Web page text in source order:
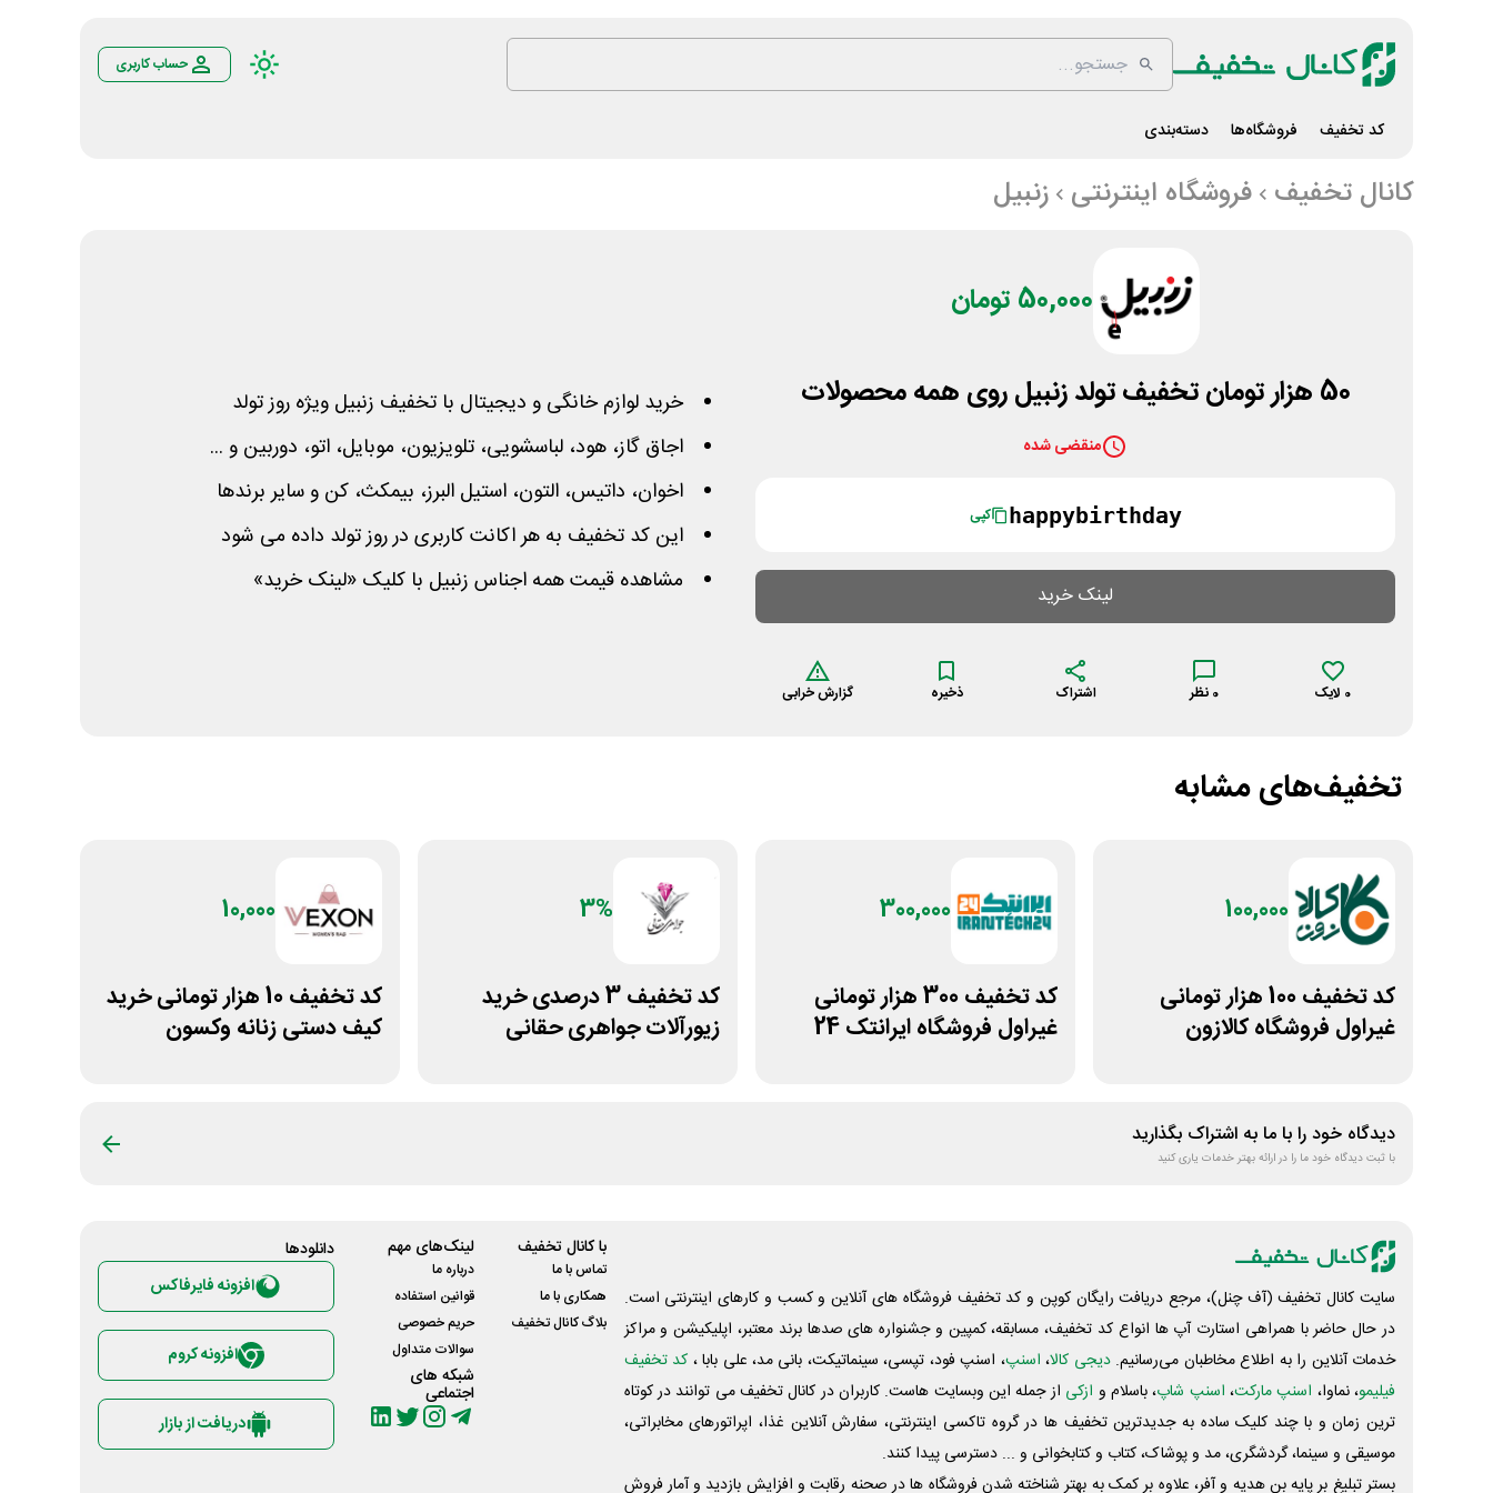
حساب کاربری
کد تخفیف فروشگاه‌ها دسته‌بندی
کانال تخفیف فروشگاه اینترنتی زنبیل
50,000 تومان
50 هزار تومان تخفیف تولد زنبیل روی همه محصولات
منقضی شده
happybirthday کپی
لینک خرید
0 لایک 0 نظر اشتراک ذخیره گزارش خرابی
خرید لوازم خانگی و دیجیتال با تخفیف زنبیل ویژه روز تولد
اجاق گاز، هود، لباسشویی، تلویزیون، موبایل، اتو، دوربین و ...
اخوان، داتیس، التون، استیل البرز، بیمکث، کن و سایر برندها
این کد تخفیف به هر اکانت کاربری در روز تولد داده می شود
مشاهده قیمت همه اجناس زنبیل با کلیک «لینک خرید»
تخفیف‌های مشابه
100,000
کد تخفیف 100 هزار تومانی
غیراول فروشگاه کالازون
300,000
کد تخفیف 300 هزار تومانی
غیراول فروشگاه ایرانتک 24
3%
کد تخفیف 3 درصدی خرید
زیورآلات جواهری حقانی
10,000
کد تخفیف 10 هزار تومانی خرید
کیف دستی زنانه وکسون
دیدگاه خود را با ما به اشتراک بگذارید
با ثبت دیدگاه خود ما را در ارائه بهتر خدمات یاری کنید
سایت کانال تخفیف (آف چنل)، مرجع دریافت رایگان کوپن و کد تخفیف فروشگاه های آنلاین و کسب و‌ کارهای اینترنتی است.
در حال حاضر با همراهی استارت آپ ها انواع کد تخفیف، مسابقه، کمپین و جشنواره های صدها برند معتبر، اپلیکیشن و مراکز
خدمات آنلاین را به اطلاع مخاطبان می‌رسانیم. دیجی کالا، اسنپ، اسنپ فود، تپسی، سینماتیکت، بانی مد، علی‌ بابا ، کد تخفیف
فیلیمو، نماوا، اسنپ مارکت، اسنپ شاپ، باسلام و ازکی از جمله این وبسایت ‌هاست. کاربران در کانال تخفیف می توانند در کوتاه
ترین زمان و با چند کلیک ساده به جدیدترین تخفیف ها در گروه تاکسی اینترنتی، سفارش آنلاین غذا، اپراتورهای مخابراتی،
موسیقی و سینما، گردشگری، مد و پوشاک، کتاب و کتابخوانی و ... دسترسی پیدا کنند.
بستر تبلیغ بر پایه بن هدیه و آفر، علاوه بر کمک به بهتر شناخته شدن فروشگاه ها در صحنه رقابت و افزایش بازدید و آمار فروش
با کانال تخفیف
تماس با ما
همکاری با ما
بلاگ کانال تخفیف
لینک‌های مهم
درباره ما
قوانین استفاده
حریم خصوصی
سوالات متداول
شبکه های
اجتماعی
دانلود‌ها
افزونه فایرفاکس
افزونه کروم
دریافت از بازار